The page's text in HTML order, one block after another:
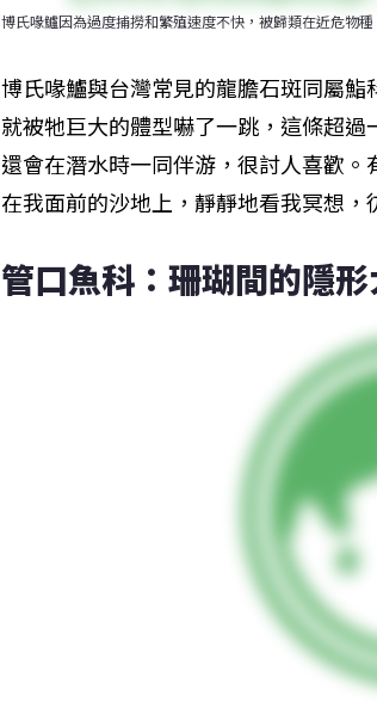
博氏喙鱸因為過度捕撈和繁殖速度不快，被歸類在近危物
博氏喙鱸與台灣常見的龍膽石斑同屬鮨
就被牠巨大的體型嚇了一跳，這條超
還會在潛水時一同伴游，很討人喜歡
在我面前的沙地上，靜靜地看我冥想，
管口魚科：珊瑚間的隱